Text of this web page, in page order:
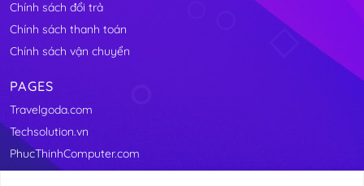
Chính sách đổi trả
Chính sách thanh toán
Chính sách vận chuyển
PAGES
Travelgoda.com
Techsolution.vn
PhucThinhComputer.com